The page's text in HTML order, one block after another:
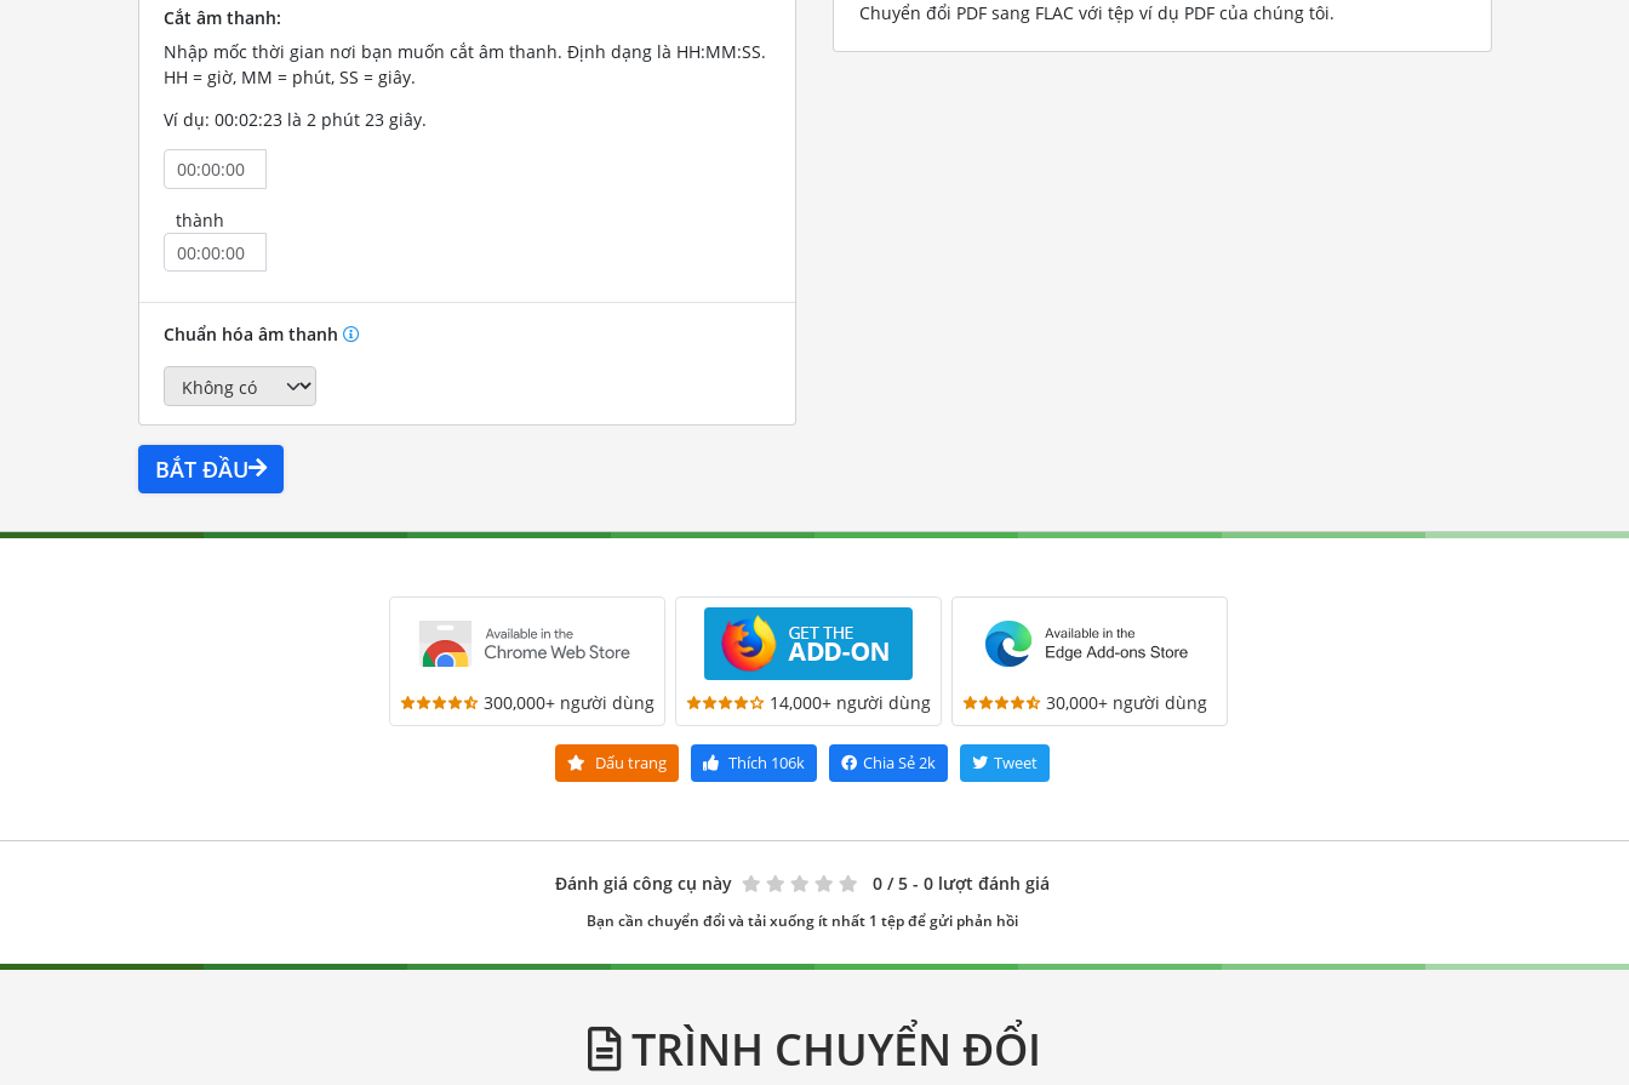
Cắt âm thanh:
Nhập mốc thời gian nơi bạn muốn cắt âm thanh. Định dạng là HH:MM:SS.
HH = giờ, MM = phút, SS = giây.
Ví dụ: 00:02:23 là 2 phút 23 giây.
thành
Chuẩn hóa âm thanh
BẮT ĐẦU
Chuyển đổi PDF sang FLAC với tệp ví dụ PDF của chúng tôi.
300,000+ người dùng 14,000+ người dùng 30,000+ người dùng
Dấu trang Thích 106k Chia Sẻ2k Tweet
Đánh giá công cụ này 0 / 5 - 0 lượt đánh giá
Bạn cần chuyển đổi và tải xuống ít nhất 1 tệp để gửi phản hồi
TRÌNH CHUYỂN ĐỔI